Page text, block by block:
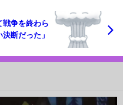
戦争を終わら
断だった」